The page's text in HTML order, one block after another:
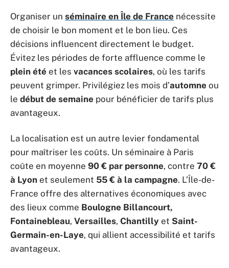
Organiser un séminaire en Île de France nécessite
de choisir le bon moment et le bon lieu. Ces
décisions influencent directement le budget.
Évitez les périodes de forte affluence comme le
plein été et les vacances scolaires, où les tarifs
peuvent grimper. Privilégiez les mois d’automne ou
le début de semaine pour bénéficier de tarifs plus
avantageux.
La localisation est un autre levier fondamental
pour maîtriser les coûts. Un séminaire à Paris
coûte en moyenne 90 € par personne, contre 70 €
à Lyon et seulement 55 € à la campagne. L’Île-de-
France offre des alternatives économiques avec
des lieux comme Boulogne Billancourt,
Fontainebleau, Versailles, Chantilly et Saint-
Germain-en-Laye, qui allient accessibilité et tarifs
avantageux.